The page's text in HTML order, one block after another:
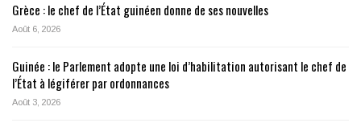
Grèce : le chef de l’État guinéen donne de ses nouvelles
Août 6, 2026
Guinée : le Parlement adopte une loi d’habilitation autorisant le chef de
l’État à légiférer par ordonnances
Août 3, 2026